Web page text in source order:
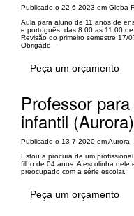
Publicado o 22-6-2023 em Gleba
Aula para aluno de 11 anos de
e português, das 8:00 as 11:00
Revisão do primeiro semestre 17/
Obrigado
Peça um orçamento
Professor
infantil (Aurora)
Publicado o 13-7-2020 em Aurora
Estou a procura de um
filho de 04 anos. A escolinha
preocupado com a série escolar.
Peça um orçamento